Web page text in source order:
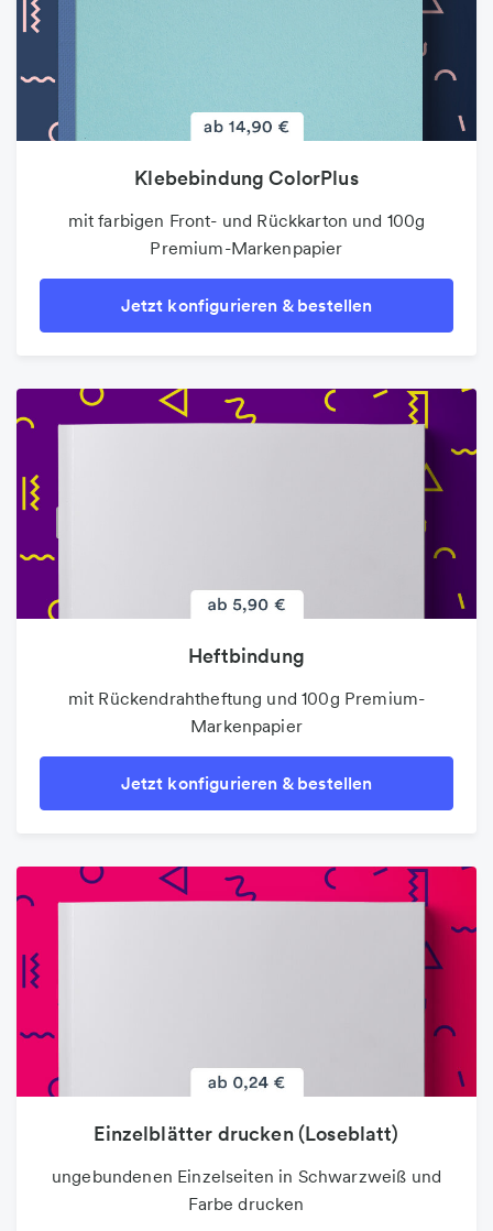
Klebebindung ColorPlus
mit farbigen Front- und Rückkarton und 100g
Premium-Markenpapier
Jetzt konfigurieren & bestellen
Heftbindung
mit Rückendrahtheftung und 100g Premium-
Markenpapier
Jetzt konfigurieren & bestellen
Einzelblätter drucken (Loseblatt)
ungebundenen Einzelseiten in Schwarzweiß und
Farbe drucken